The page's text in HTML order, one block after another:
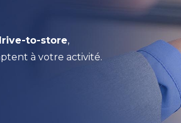
to-store,
à votre activité.